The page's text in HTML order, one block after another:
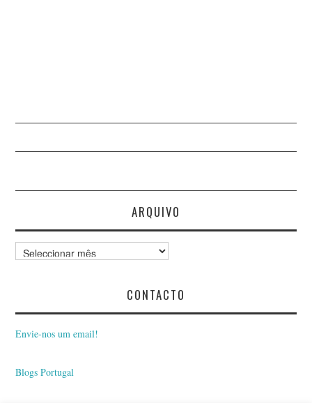
ARQUIVO
Arquivo
CONTACTO
Envie-nos um email!
Blogs Portugal